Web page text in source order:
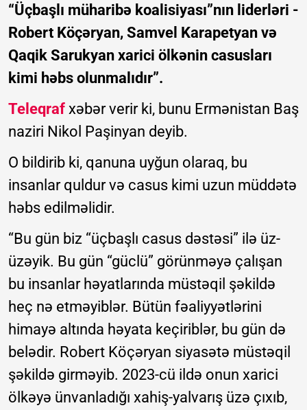
“Üçbaşlı müharibə koalisiyası”nın liderləri -
Robert Köçəryan, Samvel Karapetyan və
Qaqik Sarukyan xarici ölkənin casusları
kimi həbs olunmalıdır”.
Teleqraf xəbər verir ki, bunu Ermənistan Baş
naziri Nikol Paşinyan deyib.
O bildirib ki, qanuna uyğun olaraq, bu
insanlar quldur və casus kimi uzun müddətə
həbs edilməlidir.
“Bu gün biz “üçbaşlı casus dəstəsi” ilə üz-
üzəyik. Bu gün “güclü” görünməyə çalışan
bu insanlar həyatlarında müstəqil şəkildə
heç nə etməyiblər. Bütün fəaliyyətlərini
himayə altında həyata keçiriblər, bu gün də
belədir. Robert Köçəryan siyasətə müstəqil
şəkildə girməyib. 2023-cü ildə onun xarici
ölkəyə ünvanladığı xahiş-yalvarış üzə çıxıb,